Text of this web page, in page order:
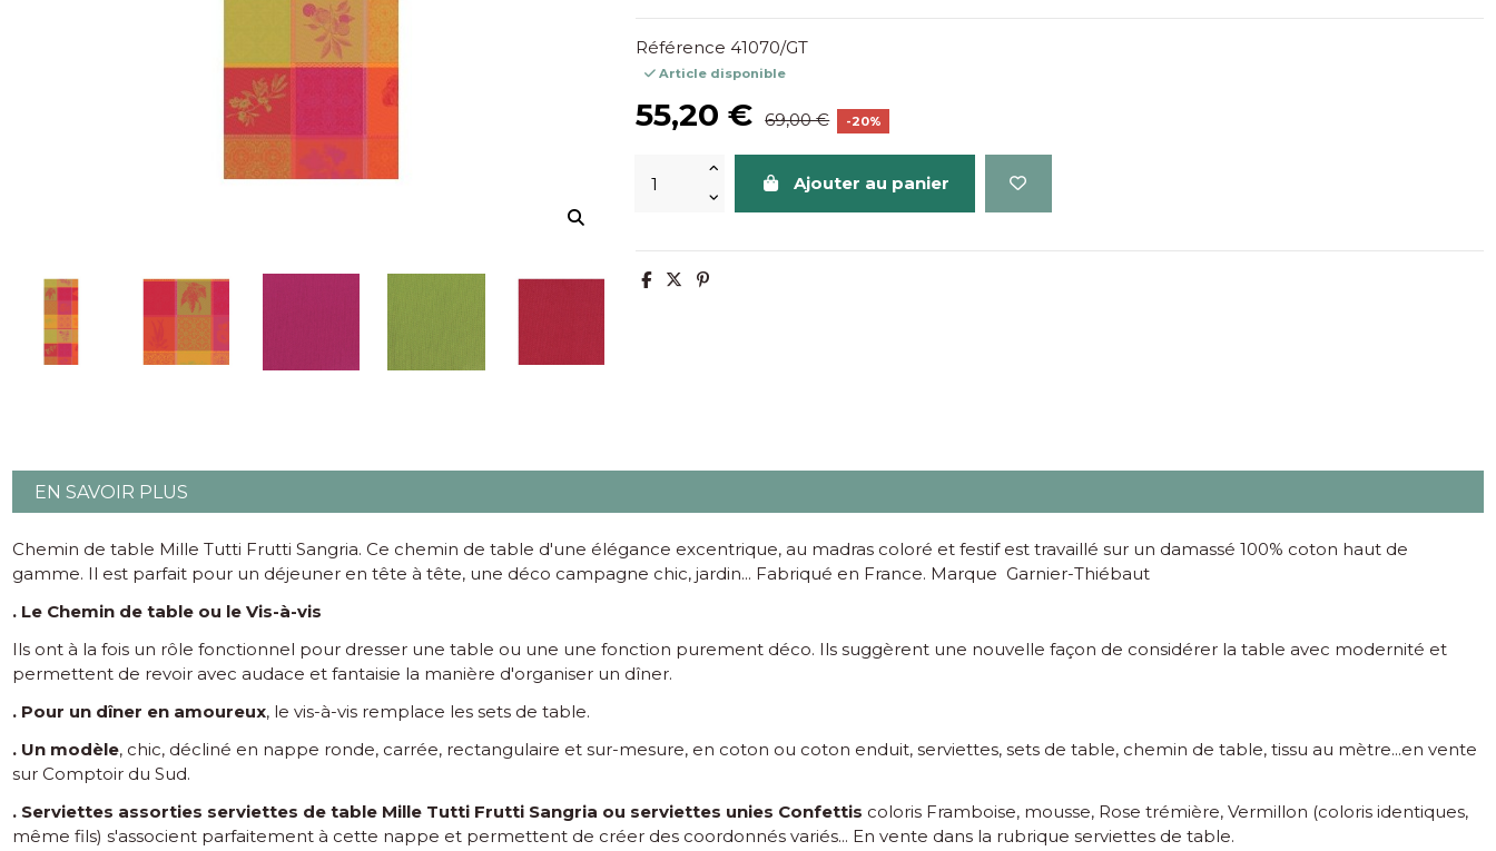
Référence 41070/GT
Article disponible
55,20 € 69,00 € -20%
Ajouter au panier
EN SAVOIR PLUS
Chemin de table Mille Tutti Frutti Sangria. Ce chemin de table d'une élégance excentrique, au madras coloré et festif est travaillé sur un damassé 100% coton haut de
gamme. Il est parfait pour un déjeuner en tête à tête, une déco campagne chic, jardin... Fabriqué en France. Marque Garnier-Thiébaut
. Le Chemin de table ou le Vis-à-vis
Ils ont à la fois un rôle fonctionnel pour dresser une table ou une une fonction purement déco. Ils suggèrent une nouvelle façon de considérer la table avec modernité et
permettent de revoir avec audace et fantaisie la manière d'organiser un dîner.
. Pour un dîner en amoureux, le vis-à-vis remplace les sets de table.
. Un modèle, chic, décliné en nappe ronde, carrée, rectangulaire et sur-mesure, en coton ou coton enduit, serviettes, sets de table, chemin de table, tissu au mètre...en vente
sur Comptoir du Sud.
. Serviettes assorties serviettes de table Mille Tutti Frutti Sangria ou serviettes unies Confettis coloris Framboise, mousse, Rose trémière, Vermillon (coloris identiques,
même fils) s'associent parfaitement à cette nappe et permettent de créer des coordonnés variés... En vente dans la rubrique serviettes de table.